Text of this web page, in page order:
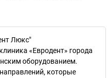
Люкс"
«Евродент» города
оборудованием.
которые